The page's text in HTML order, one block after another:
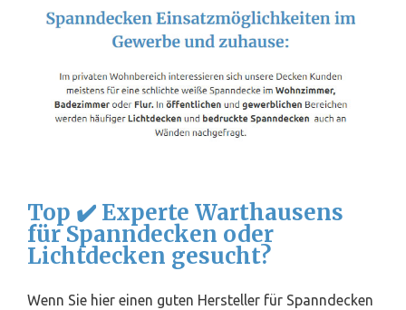
Top ✔️ Experte Warthausens
für Spanndecken oder
Lichtdecken gesucht?
Wenn Sie hier einen guten Hersteller für Spanndecken